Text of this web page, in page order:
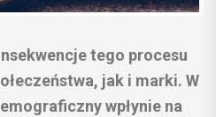
tego procesu
jak i marki. W
wpłynie na